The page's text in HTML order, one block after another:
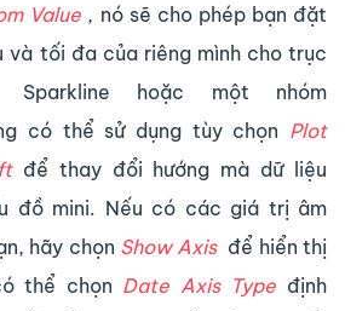
Value , nó sẽ cho phép bạn đặt
tối đa của riêng mình cho trục
hoặc một nhóm
có thể sử dụng tùy chọn Plot
để thay đổi hướng mà dữ liệu
đồ mini. Nếu có các giá trị âm
hãy chọn Show Axis để hiển thị
thể chọn Date Axis Type định